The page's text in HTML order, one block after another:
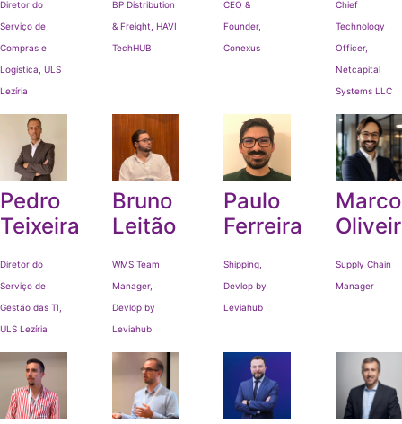
Diretor do
Serviço de
Compras e
Logística, ULS
Lezíria
BP Distribution
& Freight, HAVI
TechHUB
CEO &
Founder,
Conexus
Chief
Technology
Officer,
Netcapital
Systems LLC
Pedro
Teixeira
Diretor do
Serviço de
Gestão das TI,
ULS Lezíria
Bruno
Leitão
WMS Team
Manager,
Devlop by
Leviahub
Paulo
Ferreira
Shipping,
Devlop by
Leviahub
Marco
Supply Chain
Manager